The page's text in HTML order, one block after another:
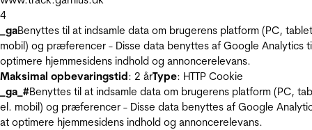
4
_gaBenyttes til at indsamle data om brugerens platform (PC,
mobil) og præferencer - Disse data benyttes af Google Analytics
optimere hjemmesidens indhold og annoncerelevans.
Maksimal opbevaringstid: 2 årType: HTTP Cookie
_ga_#Benyttes til at indsamle data om brugerens platform (PC,
el. mobil) og præferencer - Disse data benyttes af Google
at optimere hjemmesidens indhold og annoncerelevans.